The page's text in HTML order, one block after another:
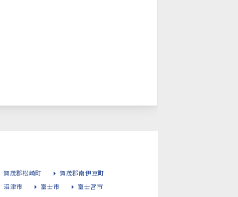
賀茂郡松崎町
賀茂郡南伊豆町
沼津市 富士市
富士宮市